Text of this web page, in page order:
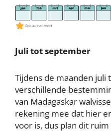
Juli tot september
Tijdens de maanden
verschillende
van Madagaskar
rekening mee dat hier
voor is, dus plan dit